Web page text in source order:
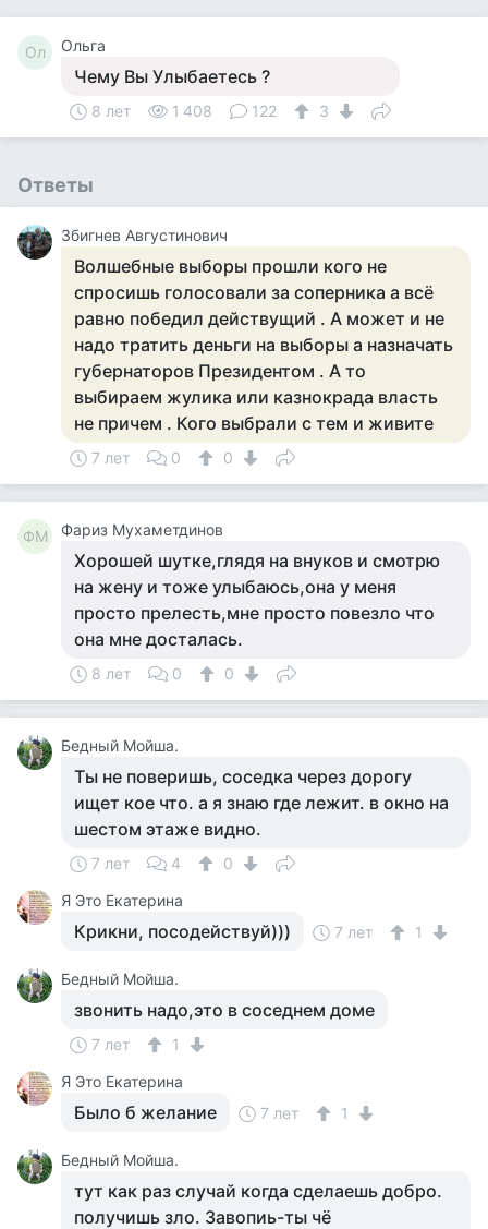
Ол Ольга
Чему Вы Улыбаетесь ?
8 лет 1 408 122 3
Ответы
Збигнев Августинович
Волшебные выборы прошли кого не
спросишь голосовали за соперника а всё
равно победил действущий . А может и не
надо тратить деньги на выборы а назначать
губернаторов Президентом . А то
выбираем жулика или казнокрада власть
не причем . Кого выбрали с тем и живите
7 лет 0 0
ФМ Фариз Мухаметдинов
Хорошей шутке,глядя на внуков и смотрю
на жену и тоже улыбаюсь,она у меня
просто прелесть,мне просто повезло что
она мне досталась.
8 лет 0 0
Бедный Мойша.
Ты не поверишь, соседка через дорогу
ищет кое что. а я знаю где лежит. в окно на
шестом этаже видно.
7 лет 4
0
Я Это Екатерина
Крикни, посодействуй))) 7 лет 1
Бедный Мойша.
звонить надо,это в соседнем доме
7 лет
1
Я Это Екатерина
Было б желание 7 лет 1
Бедный Мойша.
тут как раз случай когда сделаешь добро.
получишь зло. Завопиь-ты чё